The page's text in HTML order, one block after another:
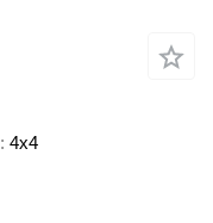
4x4